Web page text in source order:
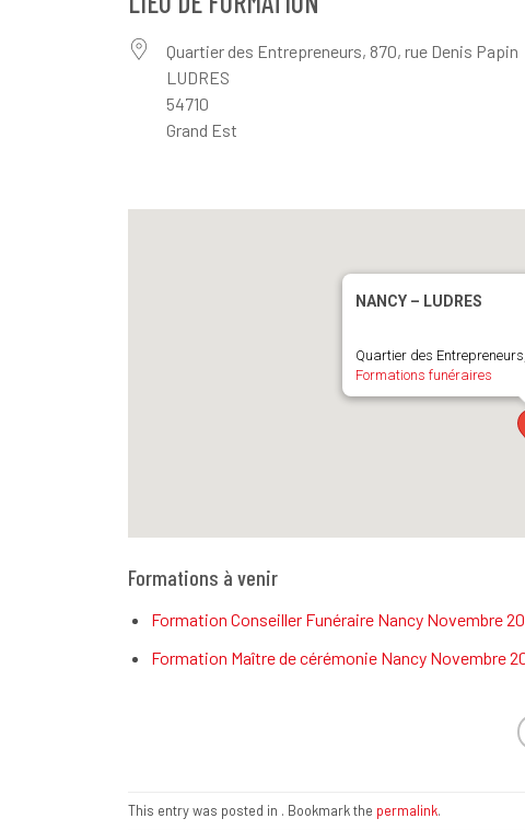
Quartier des Entrepreneurs, 870, rue Denis Papin
LUDRES
54710
Grand Est
NANCY – LUDRES
Quartier des
Formations funéraires
Formations à venir
Formation Conseiller Funéraire Nancy Novembre
Formation Maître de cérémonie Nancy Novembre
This entry was posted in . Bookmark the permalink.